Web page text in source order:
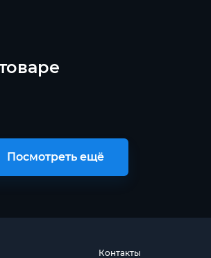
Посмотреть ещё
Контакты